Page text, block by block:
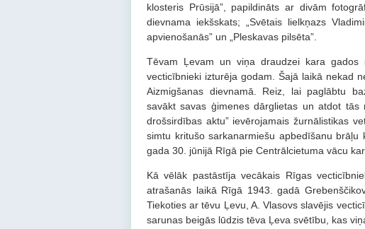
klosteris Prūsijā”, papildināts ar divām
dievnama iekšskats; „Svētais lielkņazs
apvienošanās” un „Pleskavas pilsēta”.
Tēvam Ļevam un viņa draudzei kara gados
vecticībnieki izturēja godam. Šajā laikā nekad
Aizmigšanas dievnamā. Reiz, lai paglābtu
savākt savas ģimenes dārglietas un atdot tās
drošsirdības aktu” ievērojamais žurnālistikas
simtu kritušo sarkanarmiešu apbedīšanu brāļu
gada 30. jūnijā Rīgā pie Centrālcietuma vācu
Kā vēlāk pastāstīja vecākais Rīgas
atrašanās laikā Rīgā 1943. gadā
Tiekoties ar tēvu Ļevu, A. Vlasovs slavējis
sarunas beigās lūdzis tēva Ļeva svētību, kas